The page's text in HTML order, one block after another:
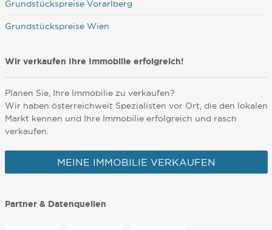
Grundstückspreise Vorarlberg
Grundstückspreise Wien
Wir verkaufen Ihre Immobilie erfolgreich!
Planen Sie, Ihre Immobilie zu verkaufen?
Wir haben österreichweit Spezialisten vor Ort, die den lokalen
Markt kennen und Ihre Immobilie erfolgreich und rasch
verkaufen.
MEINE IMMOBILIE VERKAUFEN
Partner & Datenquellen